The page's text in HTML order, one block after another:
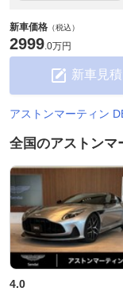
新車価格 （税込）
2999 0万円
新車見積
アストンマーティン
全国のアストンマ
4.0